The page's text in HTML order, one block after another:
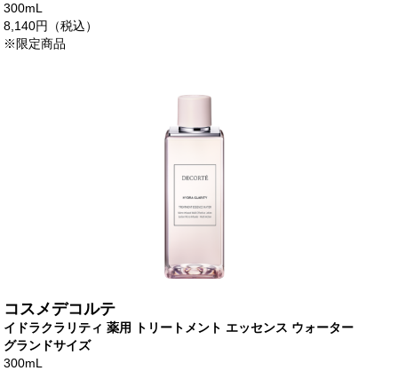
300mL
8,140円（税込）
※限定商品
コスメデコルテ
イドラクラリティ 薬用 トリートメント エッセンス ウォーター
グランドサイズ
300mL